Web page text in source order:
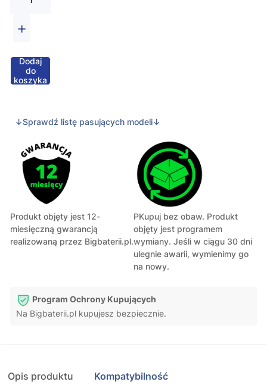
+
Dodaj
do
koszyka
↓Sprawdź listę pasujących modeli↓
Produkt objęty jest 12-
miesięczną gwarancją
realizowaną przez Bigbaterii.pl.
PKupuj bez obaw. Produkt
objęty jest programem
wymiany. Jeśli w ciągu 30 dni
ulegnie awarii, wymienimy go
na nowy.
Program Ochrony Kupujących
Na Bigbaterii.pl kupujesz bezpiecznie.
Opis produktu Kompatybilność